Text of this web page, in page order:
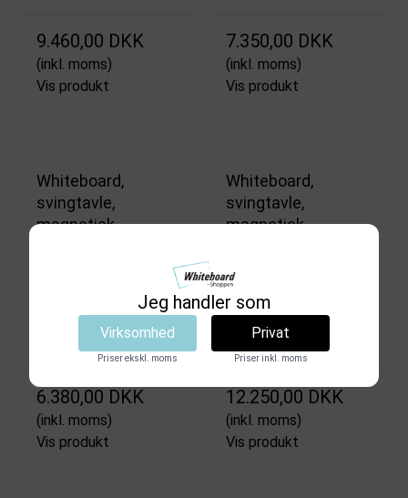
9.460,00 DKK
(inkl. moms)
Vis produkt
7.350,00 DKK
(inkl. moms)
Vis produkt
Whiteboard,
svingtavle,
magnetisk,
WBS27530
7-14 arbejdsdage
6.380,00 DKK
(inkl. moms)
Vis produkt
Whiteboard,
svingtavle,
magnetisk,
af nodelinjer, 120 x
200 cm
WBS27550
7-14 arbejdsdage
12.250,00 DKK
(inkl. moms)
Vis produkt
Jeg handler som
Virksomhed
Priser ekskl. moms
Privat
Priser inkl. moms